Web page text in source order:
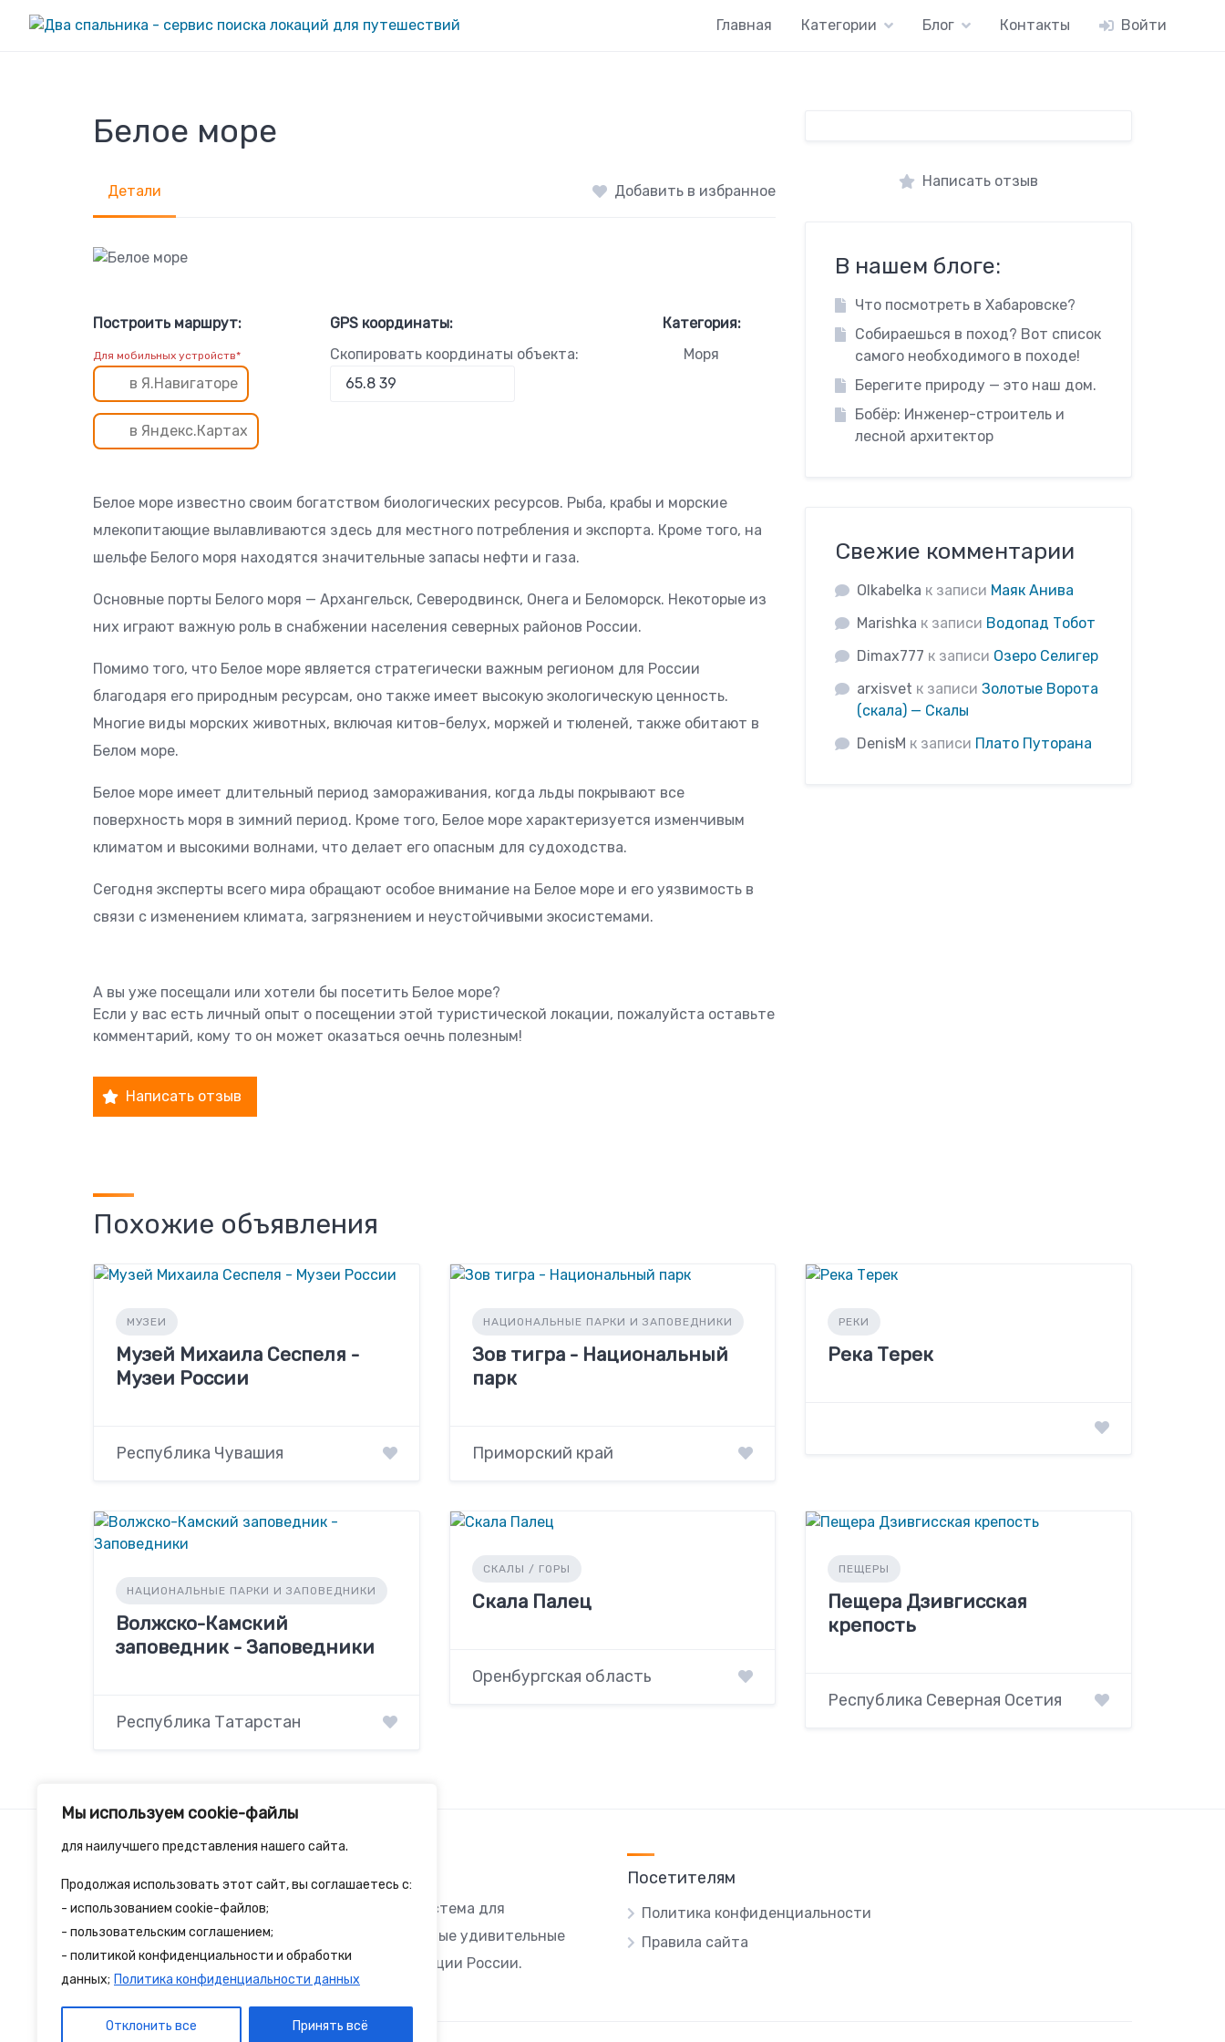
Мы используем cookie-файлы
для наилучшего представления нашего сайта.
Продолжая использовать этот сайт, вы соглашаетесь с:
- использованием cookie-файлов;
- пользовательским соглашением;
- политикой конфиденциальности и обработки
данных; Политика конфиденциальности данных
Отклонить все Принять всё
Главная Категории Блог Контакты Войти
Белое море
Детали Добавить в избранное
Построить маршрут:
Для мобильных устройств*
в Я.Навигаторе
в Яндекс.Картах
GPS координаты:
Скопировать координаты объекта:
Категория:
Моря
Белое море известно своим богатством биологических ресурсов. Рыба, крабы и морские
млекопитающие вылавливаются здесь для местного потребления и экспорта. Кроме того, на
шельфе Белого моря находятся значительные запасы нефти и газа.
Основные порты Белого моря — Архангельск, Северодвинск, Онега и Беломорск. Некоторые из
них играют важную роль в снабжении населения северных районов России.
Помимо того, что Белое море является стратегически важным регионом для России
благодаря его природным ресурсам, оно также имеет высокую экологическую ценность.
Многие виды морских животных, включая китов-белух, моржей и тюленей, также обитают в
Белом море.
Белое море имеет длительный период замораживания, когда льды покрывают все
поверхность моря в зимний период. Кроме того, Белое море характеризуется изменчивым
климатом и высокими волнами, что делает его опасным для судоходства.
Сегодня эксперты всего мира обращают особое внимание на Белое море и его уязвимость в
связи с изменением климата, загрязнением и неустойчивыми экосистемами.
А вы уже посещали или хотели бы посетить Белое море?
Если у вас есть личный опыт о посещении этой туристической локации, пожалуйста оставьте
комментарий, кому то он может оказаться оечнь полезным!
Написать отзыв
Написать отзыв
В нашем блоге:
Что посмотреть в Хабаровске?
Собираешься в поход? Вот список
самого необходимого в походе!
Берегите природу — это наш дом.
Бобёр: Инженер-строитель и
лесной архитектор
Свежие комментарии
Olkabelka к записи Маяк Анива
Marishka к записи Водопад Тобот
Dimax777 к записи Озеро Селигер
arxisvet к записиЗолотые Ворота
(скала) — Скалы
DenisM к записи Плато Путорана
Похожие объявления
МУЗЕИ
Музей Михаила Сеспеля -
Музеи России
Республика Чувашия
НАЦИОНАЛЬНЫЕ ПАРКИ И ЗАПОВЕДНИКИ
Зов тигра - Национальный
парк
Приморский край
РЕКИ
Река Терек
НАЦИОНАЛЬНЫЕ ПАРКИ И ЗАПОВЕДНИКИ
Волжско-Камский
заповедник - Заповедники
Республика Татарстан
СКАЛЫ / ГОРЫ
Скала Палец
Оренбургская область
ПЕЩЕРЫ
Пещера Дзивгисская
крепость
Республика Северная Осетия
2spalnika.ru — это удобная информационная система для
путешественников и туристов где собраны самые удивительные
достопримечательности и туристические локации России.
Посетителям
Политика конфиденциальности
Правила сайта